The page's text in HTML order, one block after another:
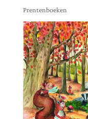
Prentenboeken